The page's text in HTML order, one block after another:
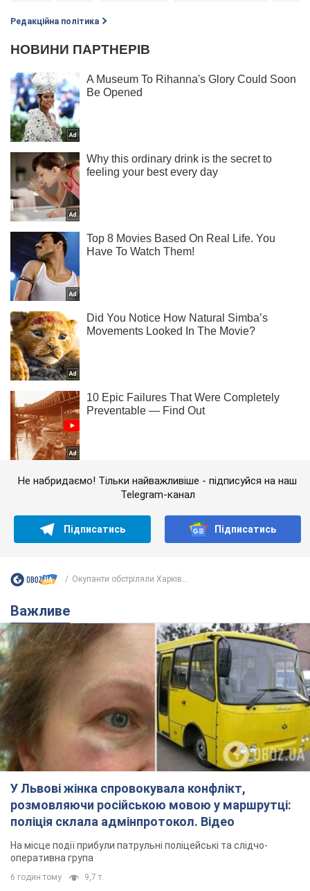
Редакційна політика
Не набридаємо! Тільки найважливіше - підписуйся на наш
Telegram-канал
Підписатись Підписатись
Окупанти обстріляли Харків...
Важливе
У Львові жінка спровокувала конфлікт,
розмовляючи російською мовою у маршрутці:
поліція склала адмінпротокол. Відео
На місце події прибули патрульні поліцейські та слідчо-
оперативна група
6 годин тому 9,7 т.